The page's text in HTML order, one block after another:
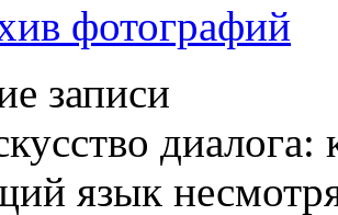
фотографий
записи